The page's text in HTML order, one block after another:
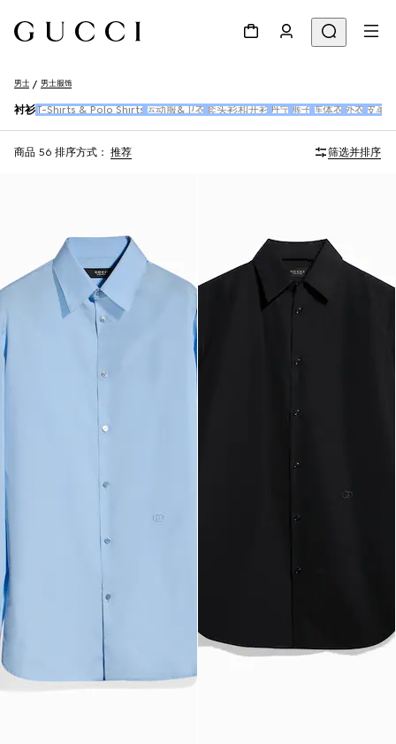
男士 男士服饰
衬衫 T-Shirts & Polo Shirts 运动服&卫衣 套头衫和开衫 丹宁 裤子 连体衣 外衣 皮革
商品 56 排序方式： 推荐 筛选并排序